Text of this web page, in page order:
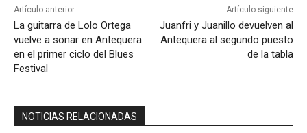
Artículo anterior
La guitarra de Lolo Ortega
vuelve a sonar en Antequera
en el primer ciclo del Blues
Festival
Artículo siguiente
Juanfri y Juanillo devuelven al
Antequera al segundo puesto
de la tabla
NOTICIAS RELACIONADAS